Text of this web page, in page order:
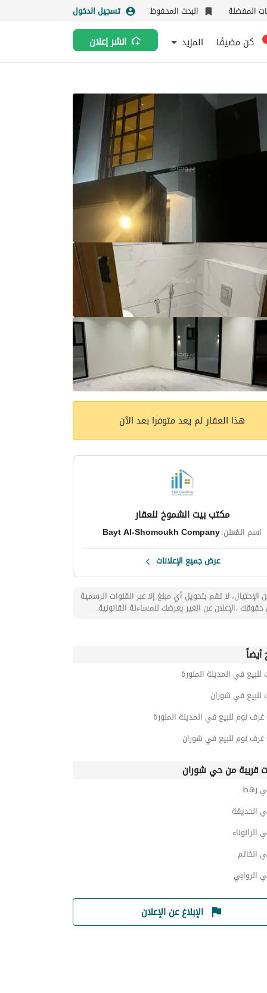
المفضلة البحث المحفوظ تسجيل الدخول
كن مضيفًا المزيد انشر إعلان
هذا العقار لم يعد متوفرا بعد الآن
مكتب بيت الشموخ للعقار
اسم المُعلن:Bayt Al-Shomoukh Company
عرض جميع الإعلانات
الإحتيال، لا تقم بتحويل أي مبلغ إلا عبر القنوات الرسمية
.الإعلان عن الغير يعرضك للمساءلة القانونية.
للبيع في المدينة المنورة
للبيع في شوران
قريبة من حي شوران
رهط
الحديقة
الخاتم
الروابي
الإبلاغ عن الإعلان